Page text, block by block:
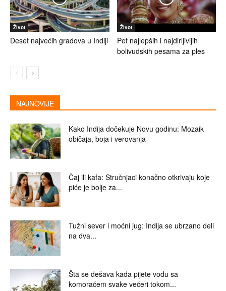
Život
Deset najvećih gradova u Indiji
Život
Pet najlepših i najdirljivijih
bolivudskih pesama za ples
NAJNOVIJE
Kako Indija dočekuje Novu godinu: Mozaik
običaja, boja i verovanja
Čaj ili kafa: Stručnjaci konačno otkrivaju koje
piće je bolje za...
Tužni sever i moćni jug: Indija se ubrzano deli
na dva...
Šta se dešava kada pijete vodu sa
komoračem svake večeri tokom...